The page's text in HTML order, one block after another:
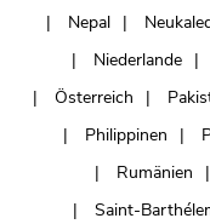
Nepal
Niederlande
Österreich
Philippinen
Rumänien
Saint-